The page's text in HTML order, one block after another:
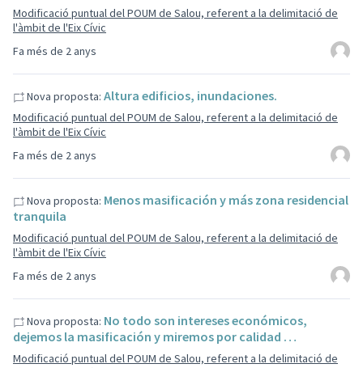
Fa més de 2 anys
Modificació puntual del POUM de Salou, referent a la delimitació de
l'àmbit de l'Eix Cívic
Fa més de 2 anys
Nova proposta: Altura edificios, inundaciones.
Modificació puntual del POUM de Salou, referent a la delimitació de
l'àmbit de l'Eix Cívic
Fa més de 2 anys
Nova proposta: Menos masificación y más zona residencial
tranquila
Modificació puntual del POUM de Salou, referent a la delimitació de
l'àmbit de l'Eix Cívic
Nova proposta: No todo son intereses económicos,
dejemos la masificación y miremos por calidad …
Modificació puntual del POUM de Salou, referent a la delimitació de